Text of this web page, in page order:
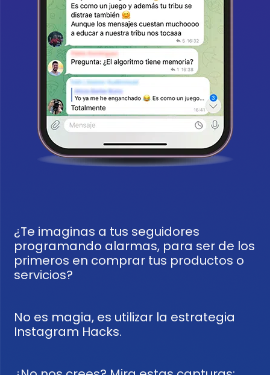
¿Te imaginas a tus seguidores
programando alarmas, para ser de los
primeros en comprar tus productos o
servicios?
No es magia, es utilizar la estrategia
Instagram Hacks.